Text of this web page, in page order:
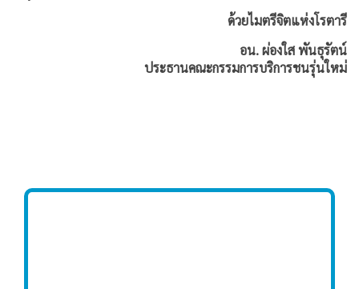
ด้วยไมตรีจิตแห่งโรตารี
อน. ผ่องใส พันธุรัตน์
ประธานคณะกรรมการบริการชนรุ่นใหม่